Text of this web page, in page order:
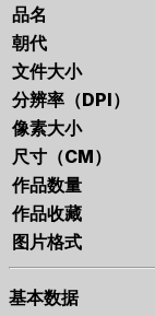
品名
朝代
文件大小
分辨率（DPI）
像素大小
尺寸（CM）
作品数量
作品收藏
图片格式
基本数据